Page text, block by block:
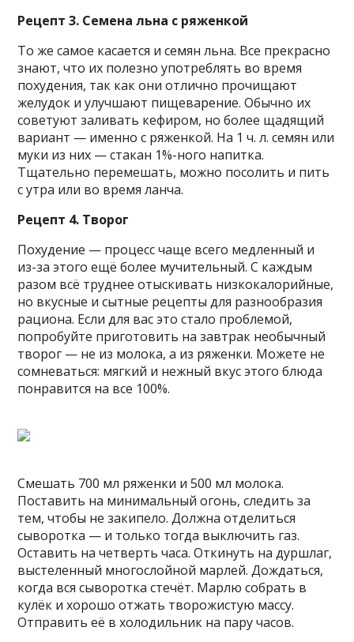
Рецепт 3. Семена льна с ряженкой
То же самое касается и семян льна. Все прекрасно
знают, что их полезно употреблять во время
похудения, так как они отлично прочищают
желудок и улучшают пищеварение. Обычно их
советуют заливать кефиром, но более щадящий
вариант — именно с ряженкой. На 1 ч. л. семян или
муки из них — стакан 1%-ного напитка.
Тщательно перемешать, можно посолить и пить
с утра или во время ланча.
Рецепт 4. Творог
Похудение — процесс чаще всего медленный и
из-за этого ещё более мучительный. С каждым
разом всё труднее отыскивать низкокалорийные,
но вкусные и сытные рецепты для разнообразия
рациона. Если для вас это стало проблемой,
попробуйте приготовить на завтрак необычный
творог — не из молока, а из ряженки. Можете не
сомневаться: мягкий и нежный вкус этого блюда
понравится на все 100%.
Смешать 700 мл ряженки и 500 мл молока.
Поставить на минимальный огонь, следить за
тем, чтобы не закипело. Должна отделиться
сыворотка — и только тогда выключить газ.
Оставить на четверть часа. Откинуть на дуршлаг,
выстеленный многослойной марлей. Дождаться,
когда вся сыворотка стечёт. Марлю собрать в
кулёк и хорошо отжать творожистую массу.
Отправить её в холодильник на пару часов.